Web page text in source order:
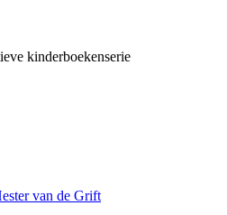
kinderboekenserie
van de Grift